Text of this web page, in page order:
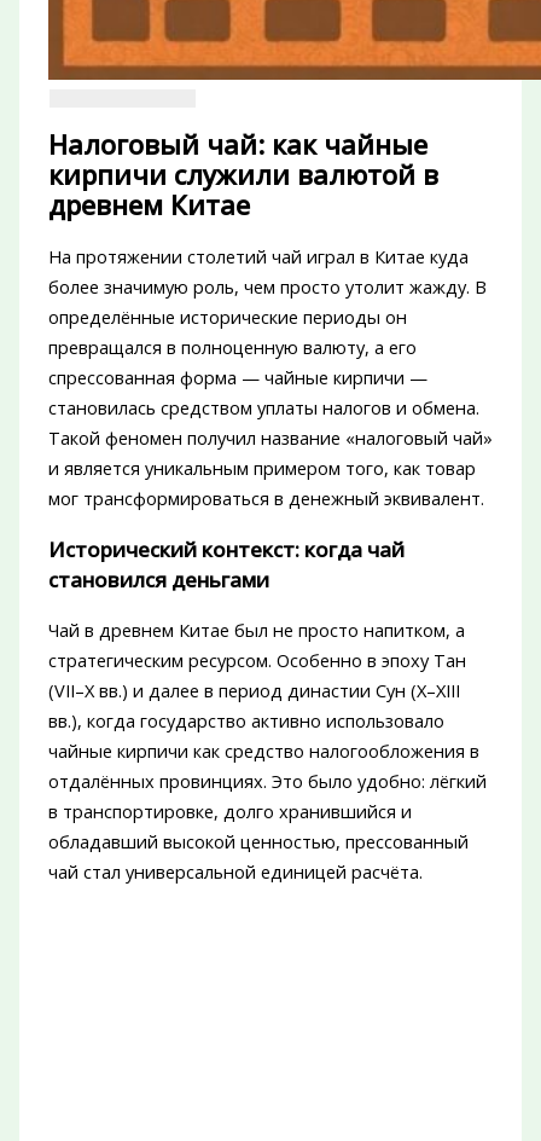
Налоговый чай: как чайные
кирпичи служили валютой в
древнем Китае
На протяжении столетий чай играл в Китае куда
более значимую роль, чем просто утолит жажду. В
определённые исторические периоды он
превращался в полноценную валюту, а его
спрессованная форма — чайные кирпичи —
становилась средством уплаты налогов и обмена.
Такой феномен получил название «налоговый чай»
и является уникальным примером того, как товар
мог трансформироваться в денежный эквивалент.
Исторический контекст: когда чай
становился деньгами
Чай в древнем Китае был не просто напитком, а
стратегическим ресурсом. Особенно в эпоху Тан
(VII–X вв.) и далее в период династии Сун (X–XIII
вв.), когда государство активно использовало
чайные кирпичи как средство налогообложения в
отдалённых провинциях. Это было удобно: лёгкий
в транспортировке, долго хранившийся и
обладавший высокой ценностью, прессованный
чай стал универсальной единицей расчёта.